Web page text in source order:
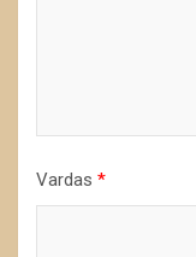
Vardas *